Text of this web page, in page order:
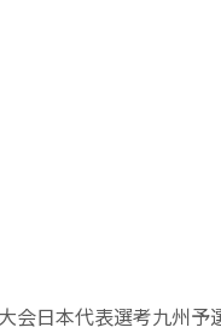
会日本代表選考九州予